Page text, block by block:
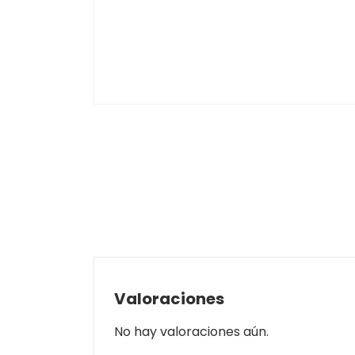
Valoraciones
No hay valoraciones aún.